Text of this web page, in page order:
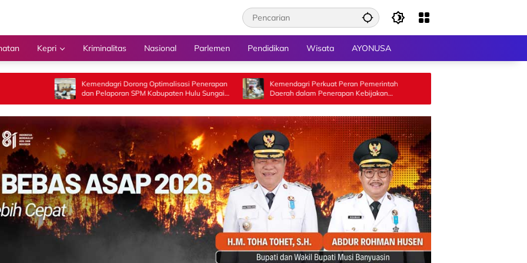
Kepri Kriminalitas Nasional Parlemen Pendidikan Wisata AYONUSA
Kemendagri Dorong Optimalisasi Penerapan
dan Pelaporan SPM Kabupaten Hulu Sungai
Selatan Tahun 2026
Kemendagri Perkuat Peran Pemerintah
Daerah dalam Penerapan Kebijakan
Penyelenggaraan Transmigrasi
Wah! Munjirin Panen Padi di Cakung,